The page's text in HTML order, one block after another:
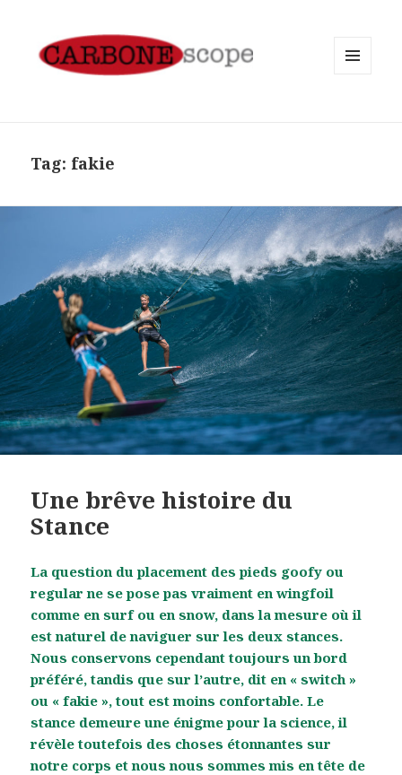
Tag: fakie
Une brêve histoire du
Stance
La question du placement des pieds goofy ou
regular ne se pose pas vraiment en wingfoil
comme en surf ou en snow, dans la mesure où il
est naturel de naviguer sur les deux stances.
Nous conservons cependant toujours un bord
préféré, tandis que sur l’autre, dit en « switch »
ou « fakie », tout est moins confortable. Le
stance demeure une énigme pour la science, il
révèle toutefois des choses étonnantes sur
notre corps et nous nous sommes mis en tête de